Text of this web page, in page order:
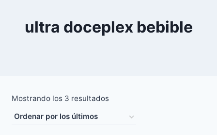
ultra doceplex bebible
Mostrando los 3 resultadosOrdenado
los